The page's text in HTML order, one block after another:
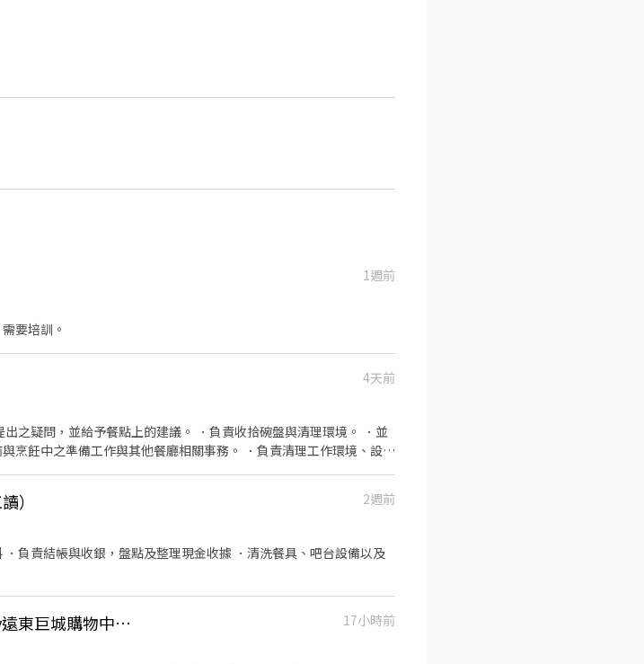
1週前
要培訓。
4天前
之疑問，並給予餐點上的建議。 ．負責收拾碗盤與清理環境。 ．並
烹飪中之準備工作與其他餐廳相關事務。 ．負責清理工作環境、設備
）
2週前
負責結帳與收銀，盤點及整理現金收據 ．清洗餐具、吧台設備以及
門市時薪拌冰人員-新巨門市-假日班(Big city遠東巨城購物中心)
17小時前